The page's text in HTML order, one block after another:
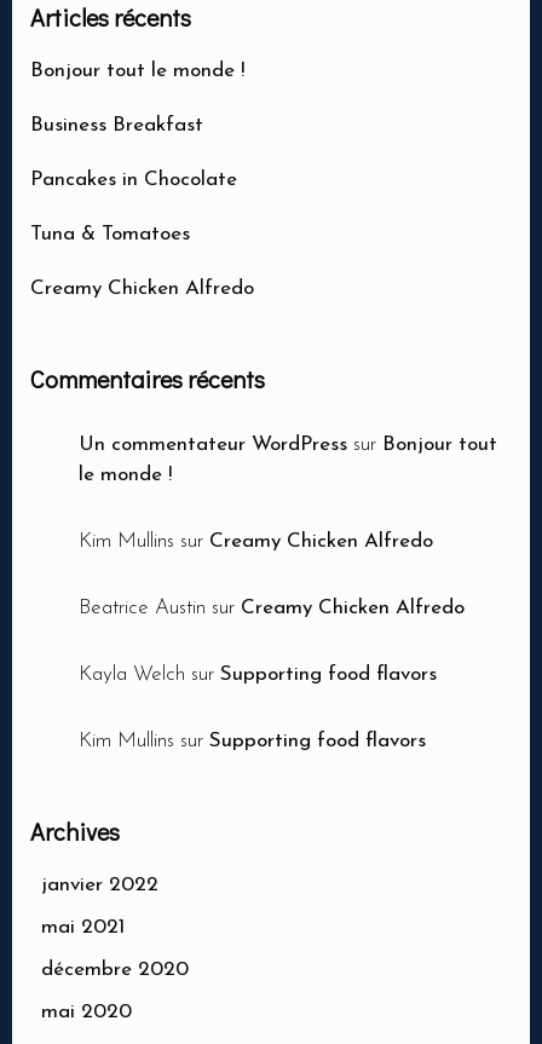
Articles récents
Bonjour tout le monde !
Business Breakfast
Pancakes in Chocolate
Tuna & Tomatoes
Creamy Chicken Alfredo
Commentaires récents
Un commentateur WordPress sur Bonjour tout
le monde !
Kim Mullins sur Creamy Chicken Alfredo
Beatrice Austin sur Creamy Chicken Alfredo
Kayla Welch sur Supporting food flavors
Kim Mullins sur Supporting food flavors
Archives
janvier 2022
mai 2021
décembre 2020
mai 2020
Ma réservation
Heure
RESERVER MA TABLE